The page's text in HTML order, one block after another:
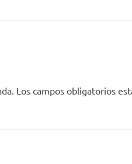
Los campos obligatorios